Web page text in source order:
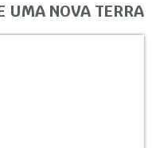
UMA NOVA TERRA